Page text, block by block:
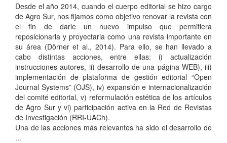
Desde el año 2014, cuando el cuerpo editorial se hizo cargo
de Agro Sur, nos fijamos como objetivo renovar la revista con
el fin de darle un nuevo impulso que permitiera
reposicionarla y proyectarla como una revista importante en
su área (Dörner et al., 2014). Para ello, se han llevado a
cabo distintas acciones, entre ellas: i) actualización
instrucciones autores, ii) desarrollo de una página WEB), iii)
implementación de plataforma de gestión editorial “Open
Journal Systems” (OJS), iv) expansión e internacionalización
del comité editorial, v) reformulación estética de los artículos
de Agro Sur y vi) participación activa en la Red de Revistas
de Investigación (RRI-UACh).
Una de las acciones más relevantes ha sido el desarrollo de
...